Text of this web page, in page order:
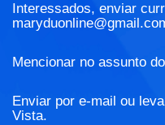
Interessados, enviar
Mencionar no assunto
Enviar por e-mail ou
Vista.